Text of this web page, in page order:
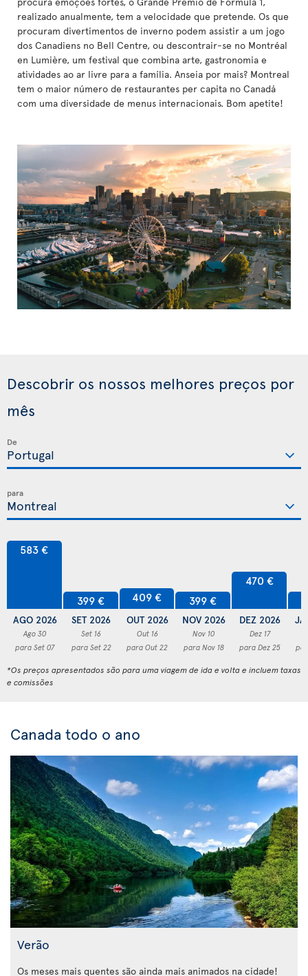
realizado anualmente, tem a velocidade que pretende. Os que
procuram divertimentos de inverno podem assistir a um jogo
dos Canadiens no Bell Centre, ou descontrair-se no Montréal
en Lumière, um festival que combina arte, gastronomia e
atividades ao ar livre para a família. Anseia por mais? Montreal
tem o maior número de restaurantes per capita no Canadá
com uma diversidade de menus internacionais. Bom apetite!
Descobrir os nossos melhores preços por
mês
De
para
583 €
AGO 2026
Ago 30
para Set 07
399 €
SET 2026
Set 16
para Set 22
409 €
OUT 2026
Out 16
para Out 22
399 €
NOV 2026
Nov 10
para Nov 18
470 €
DEZ 2026
Dez 17
para Dez 25
*Os preços apresentados são para uma viagem de ida e volta e incluem taxas
e comissões
Canada todo o ano
Verão
Os meses mais quentes são ainda mais animados na cidade!